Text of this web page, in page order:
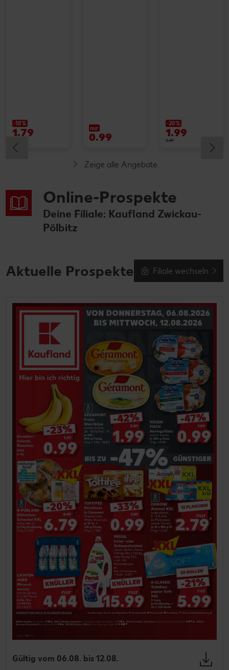
-18%
1.79 nur
0.99
-20%
1.99
2.49
Zeige alle Angebote
Online-Prospekte
Deine Filiale: Kaufland Zwickau-
Pölbitz
Aktuelle Prospekte Filiale wechseln
Gültig vom 06.08. bis 12.08.